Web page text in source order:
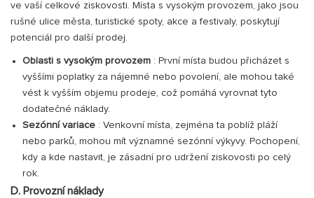
ve vaší celkové ziskovosti. Místa s vysokým provozem, jako jsou
rušné ulice města, turistické spoty, akce a festivaly, poskytují
potenciál pro další prodej.
Oblasti s vysokým provozem : První místa budou přicházet s
vyššími poplatky za nájemné nebo povolení, ale mohou také
vést k vyšším objemu prodeje, což pomáhá vyrovnat tyto
dodatečné náklady.
Sezónní variace : Venkovní místa, zejména ta poblíž pláží
nebo parků, mohou mít významné sezónní výkyvy. Pochopení,
kdy a kde nastavit, je zásadní pro udržení ziskovosti po celý
rok.
D. Provozní náklady